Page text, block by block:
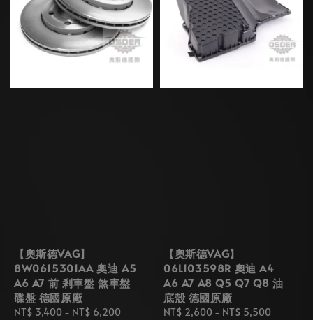
【奧斯德VAG】
8W0615301AA 奧迪 A5
A6 A7 前 剎車盤 煞車盤
碟盤 德國原廠
Regular
NT$ 3,400 - NT$ 6,200
【奧斯德VAG】
06L103598R 奧迪 A4
A6 A7 A8 Q5 Q7 Q8 油
底殼 德國原廠
Regular
NT$ 2,600 - NT$ 5,500